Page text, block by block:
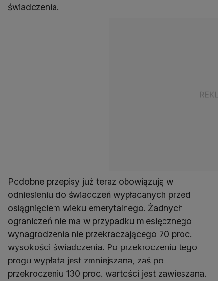
świadczenia.
Podobne przepisy już teraz obowiązują w
odniesieniu do świadczeń wypłacanych przed
osiągnięciem wieku emerytalnego. Żadnych
ograniczeń nie ma w przypadku miesięcznego
wynagrodzenia nie przekraczającego 70 proc.
wysokości świadczenia. Po przekroczeniu tego
progu wypłata jest zmniejszana, zaś po
przekroczeniu 130 proc. wartości jest zawieszana.